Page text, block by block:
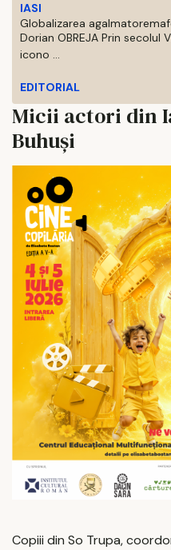
IASI
Globalizarea
Dorian OBREJA Prin secolul
icono ...
EDITORIAL
Micii actori din
Buhuși
Copiii din So Trupa,